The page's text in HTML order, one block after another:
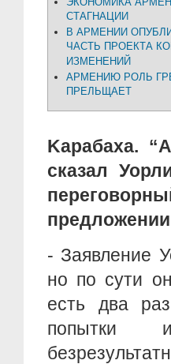
СТАГНАЦИИ
В АРМЕНИИ
ЧАСТЬ ПРОЕКТА
ИЗМЕНЕНИЙ
АРМЕНИЮ РОЛЬ
ПРЕЛЬЩАЕТ
Kарабаха.
сказал
- Заявление
но по сути
есть два
попытки